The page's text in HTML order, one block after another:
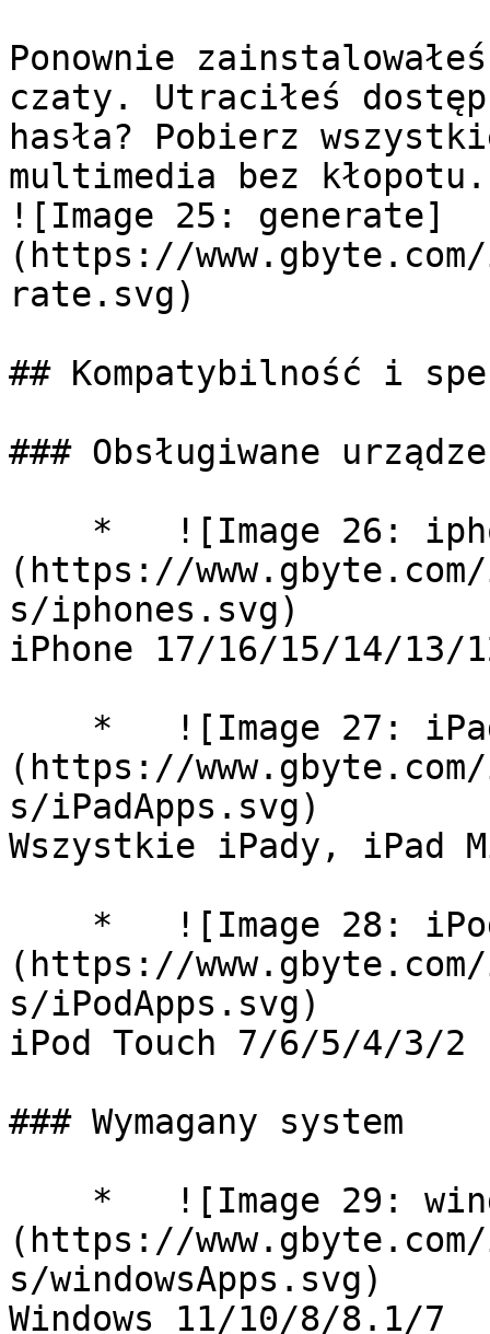
Ponownie
czaty. Utraciłeś
hasła? Pobierz
multimedia bez
![Image 25: generate]
(https://www.gbyte.com/
rate.svg)
## Kompatybilność i
### Obsługiwane
(https://
s/iphones.svg)
iPhone 17/​16/15/14/13/
(https://
s/iPadApps.svg)
Wszystkie iPady, iPad
(https://
s/iPodApps.svg)
iPod Touch 7/6/5/4/3/2
### Wymagany system
(https://
s/windowsApps.svg)
Windows 11/10/8/8.1/7